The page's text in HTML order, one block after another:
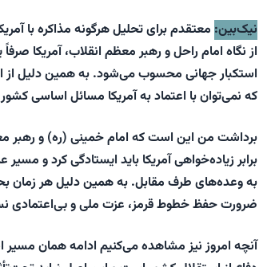
نیک‌بین: معتقدم برای تحلیل هرگونه مذاکره با
از نگاه امام راحل و رهبر معظم انقلاب، آمریکا
استکبار جهانی محسوب می‌شود. به همین دلیل از
که نمی‌توان با اعتماد به آمریکا مسائل اساسی
برداشت من این است که امام خمینی (ره) و رهبر
برابر زیاده‌خواهی آمریکا باید ایستادگی کرد و
به وعده‌های طرف مقابل. به همین دلیل هر زمان
ضرورت حفظ خطوط قرمز، عزت ملی و بی‌اعتمادی
آنچه امروز نیز مشاهده می‌کنیم ادامه همان مسیر